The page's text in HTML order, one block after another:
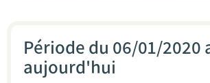
Période du 06/01/2020
aujourd'hui